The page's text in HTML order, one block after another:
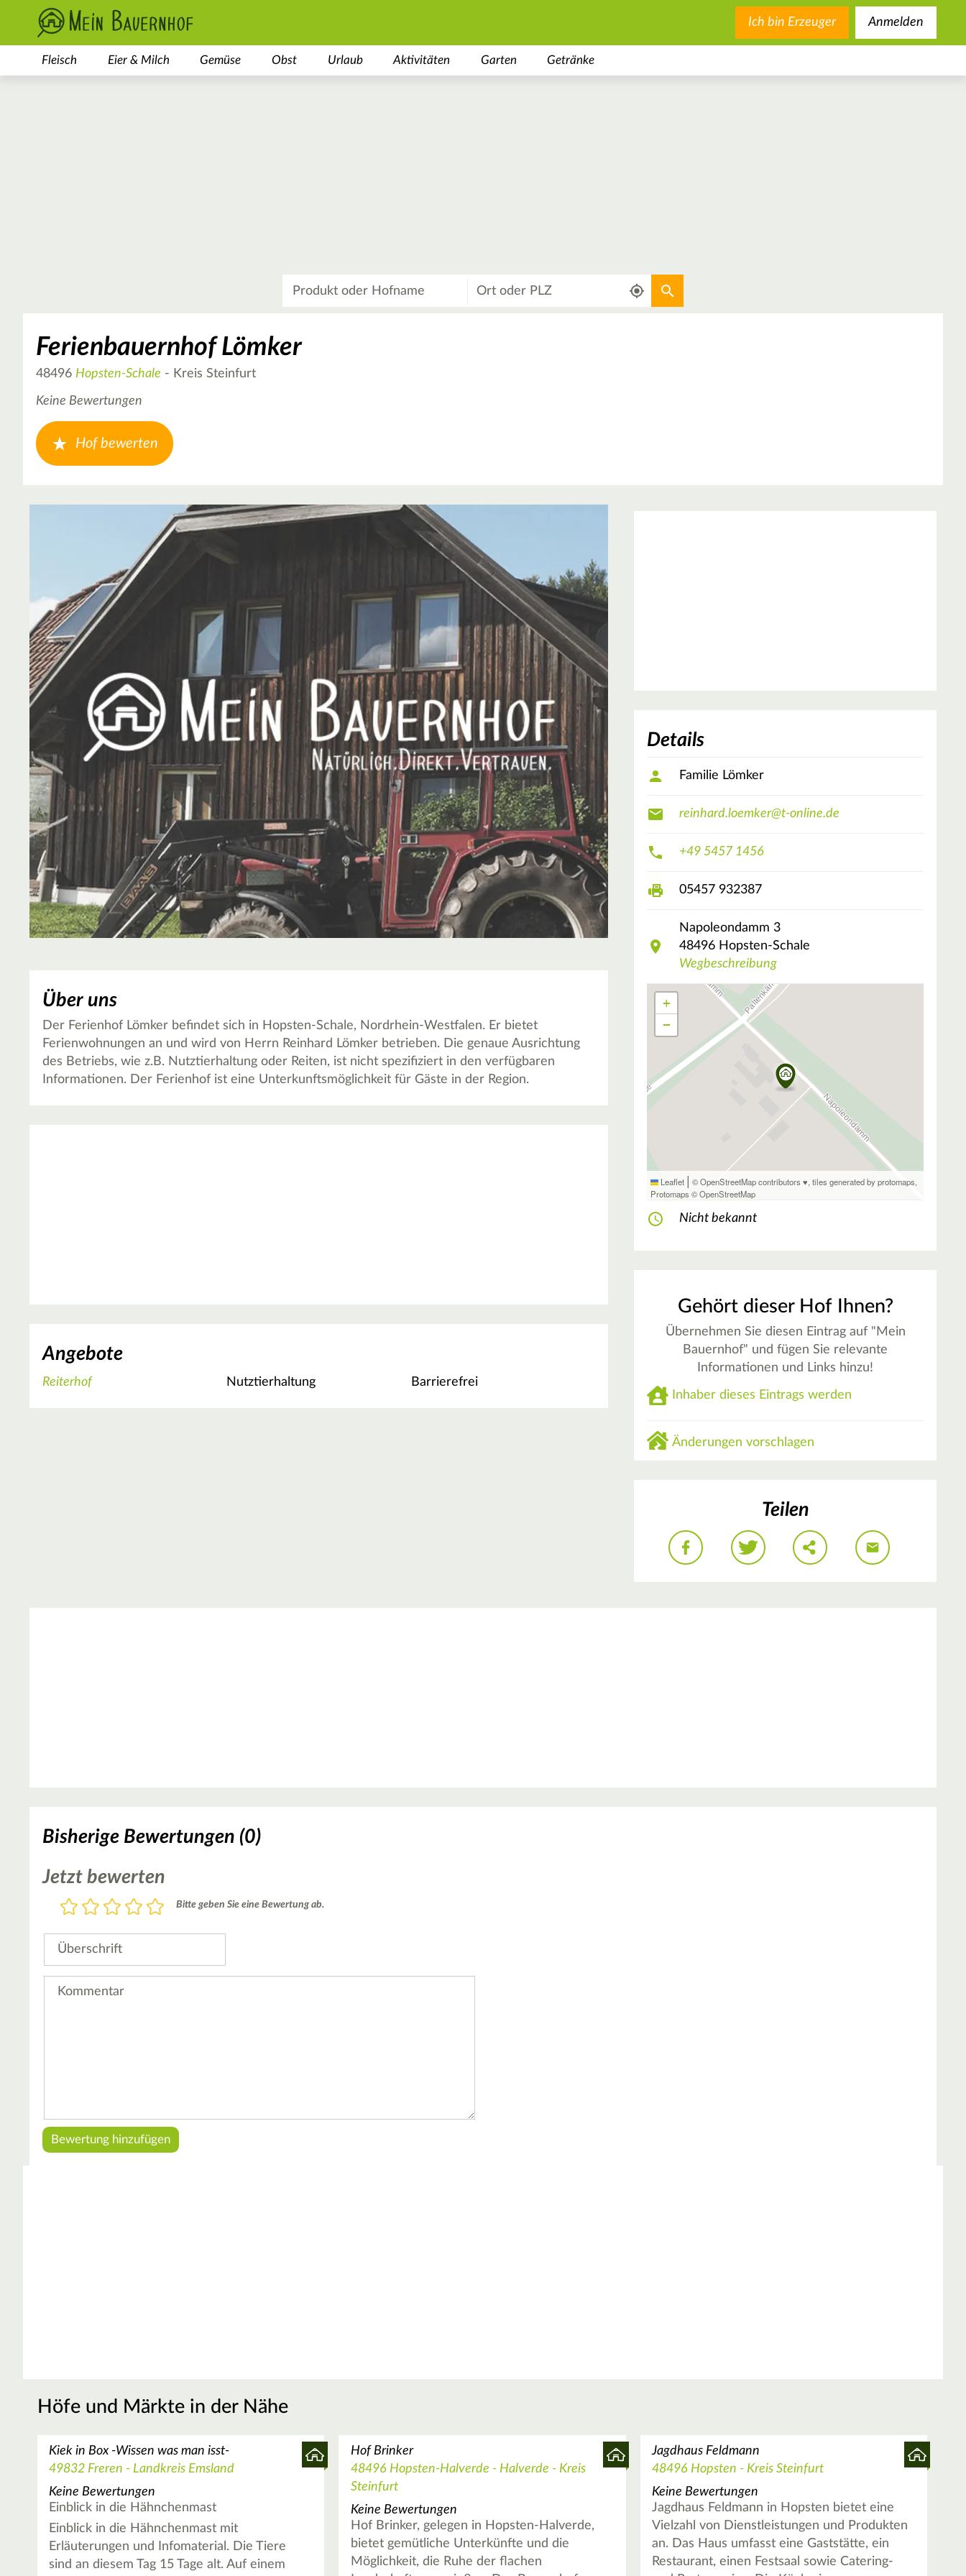
Ich bin Erzeuger Anmelden
Fleisch Eier & Milch Gemüse Obst Urlaub Aktivitäten Garten Getränke
Aktuellen Standort verwenden
Ferienbauernhof Lömker
48496 Hopsten-Schale - Kreis Steinfurt
Keine Bewertungen
Hof bewerten
Über uns
Der Ferienhof Lömker befindet sich in Hopsten-Schale, Nordrhein-Westfalen. Er bietet
Ferienwohnungen an und wird von Herrn Reinhard Lömker betrieben. Die genaue Ausrichtung
des Betriebs, wie z.B. Nutztierhaltung oder Reiten, ist nicht spezifiziert in den verfügbaren
Informationen. Der Ferienhof ist eine Unterkunftsmöglichkeit für Gäste in der Region.
Angebote
Reiterhof Nutztierhaltung Barrierefrei
Details
Familie Lömker
reinhard.loemker@t-online.de
+49 5457 1456
05457 932387
Napoleondamm 3
48496 Hopsten-Schale
Wegbeschreibung
+
−
Leaflet | © OpenStreetMap contributors ♥,tiles generated by protomaps,
Protomaps ©OpenStreetMap
Nicht bekannt
Gehört dieser Hof Ihnen?
Übernehmen Sie diesen Eintrag auf "Mein
Bauernhof" und fügen Sie relevante
Informationen und Links hinzu!
Inhaber dieses Eintrags werden
Änderungen vorschlagen
Teilen
Bisherige Bewertungen (0)
Jetzt bewerten
Bewertung
5
4
3
2
1
Bitte geben Sie eine Bewertung ab.
Überschrift
Höfe und Märkte in der Nähe
Kiek in Box -Wissen was man isst-
49832 Freren - Landkreis Emsland
Keine Bewertungen
Einblick in die Hähnchenmast
Einblick in die Hähnchenmast mit
Erläuterungen und Infomaterial. Die Tiere
sind an diesem Tag 15 Tage alt. Auf einem
Hof Brinker
48496 Hopsten-Halverde - Halverde - Kreis
Steinfurt
Keine Bewertungen
Hof Brinker, gelegen in Hopsten-Halverde,
bietet gemütliche Unterkünfte und die
Möglichkeit, die Ruhe der flachen
Jagdhaus Feldmann
48496 Hopsten - Kreis Steinfurt
Keine Bewertungen
Jagdhaus Feldmann in Hopsten bietet eine
Vielzahl von Dienstleistungen und Produkten
an. Das Haus umfasst eine Gaststätte, ein
Restaurant, einen Festsaal sowie Catering-